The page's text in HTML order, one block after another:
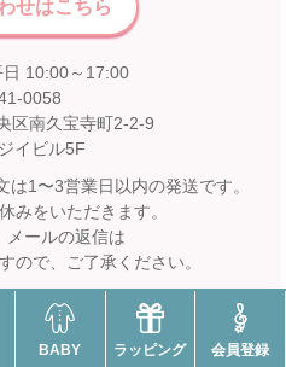
BABY ラッピング 会員登録
せはこちら
10:00～17:00
0058
区南久宝寺町2-2-9
イビル5F
1〜3営業日以内の発送です。
みをいただきます。
メールの返信は
ので、ご了承ください。